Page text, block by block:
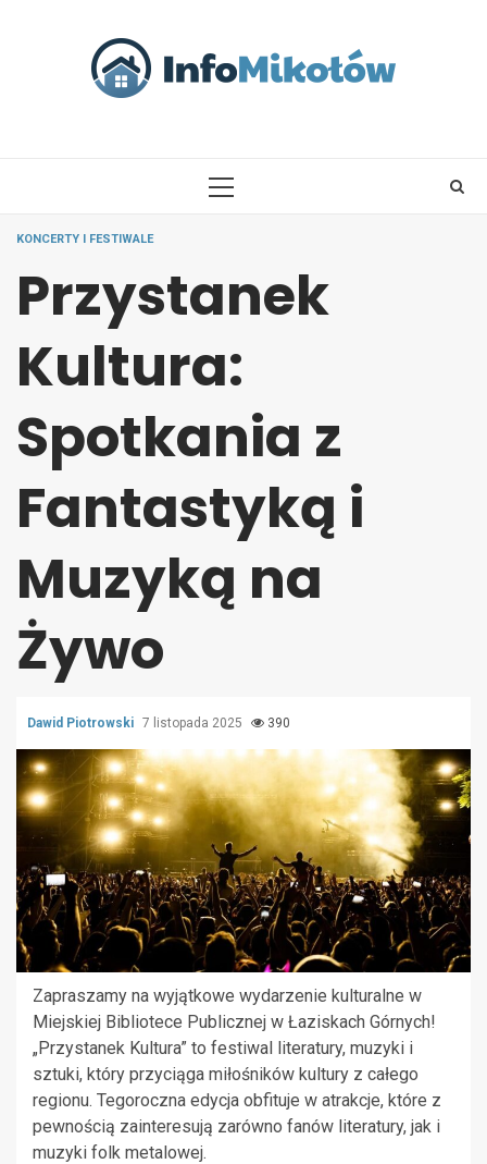
PRIMARY
KONCERTY I FESTIWALE
Przystanek
Kultura:
Spotkania z
Fantastyką i
Muzyką na
Żywo
Dawid Piotrowski 7 listopada 2025 390
Zapraszamy na wyjątkowe wydarzenie kulturalne w
Miejskiej Bibliotece Publicznej w Łaziskach Górnych!
„Przystanek Kultura” to festiwal literatury, muzyki i
sztuki, który przyciąga miłośników kultury z całego
regionu. Tegoroczna edycja obfituje w atrakcje, które z
pewnością zainteresują zarówno fanów literatury, jak i
muzyki folk metalowej.